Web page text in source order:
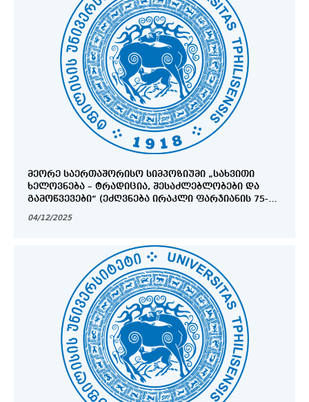
ᲛᲔᲝᲠᲔ ᲡᲐᲔᲠᲗᲐᲨᲝᲠᲘᲡᲝ ᲡᲘᲛᲞᲝᲖᲘᲣᲛᲘ „ᲡᲐᲮᲕᲘᲗᲘ
ᲮᲔᲚᲝᲕᲜᲔᲑᲐ – ᲢᲠᲐᲓᲘᲪᲘᲐ, ᲨᲔᲡᲐᲫᲚᲔᲑᲚᲝᲑᲔᲑᲘ ᲓᲐ
ᲒᲐᲛᲝᲬᲕᲔᲕᲔᲑᲘ“ (ᲔᲫᲦᲕᲜᲔᲑᲐ ᲘᲠᲐᲙᲚᲘ ᲤᲐᲠᲯᲘᲐᲜᲘᲡ 75-Ე
04/12/2025